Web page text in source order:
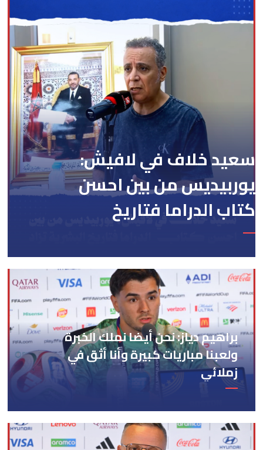
سعيد خلاف في لافيش:
يوربيديس من بين احسن
كتاب الدراما فتاريخ
الميلاد ومن داك الوقت
لدابا كاين 36 حالة درامية
والتجديد تيكون من زاوية
المعالجة
براهيم دياز: نحن أيضا نملك الخبرة
ولعبنا مباريات كبيرة وأنا أثق في
زملائي